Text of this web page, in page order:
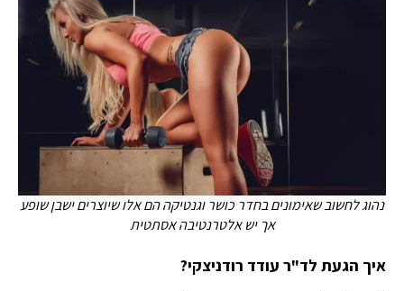
נהוג לחשוב שאימונים בחדר כושר וגנטיקה הם אלו שיוצרים ישבן שופע
אך יש אלטרנטיבה אסתטית
איך הגעת לד"ר עודד רודניצקי?